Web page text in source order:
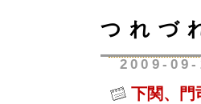
つれづ
2009-09-
下関、門